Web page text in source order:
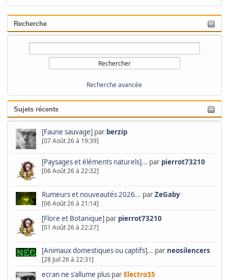
Recherche
Recherche avancée
Sujets récents
[Faune sauvage] par berzip
[07 Août 26 à 19:39]
[Paysages et éléments naturels]... par pierrot73210
[06 Août 26 à 22:32]
Rumeurs et nouveautés 2026... parZeGaby
[06 Août 26 à 21:14]
[Flore et Botanique]par pierrot73210
[01 Août 26 à 22:27]
[Animaux domestiques ou captifs]... par neosilencers
[28 Juil 26 à 22:31]
ecran ne s'allume pluspar Electro35